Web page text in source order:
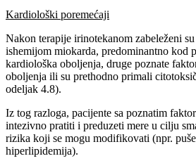
Kardiološki poremećaji
Nakon terapije irinotekanom zabeleženi
ishemijom miokarda, predominantno kod
kardiološka oboljenja, druge poznate
oboljenja ili su prethodno primali
odeljak 4.8).
Iz tog razloga, pacijente sa poznatim
intezivno pratiti i preduzeti mere u cilju
rizika koji se mogu modifikovati (npr.
hiperlipidemija).